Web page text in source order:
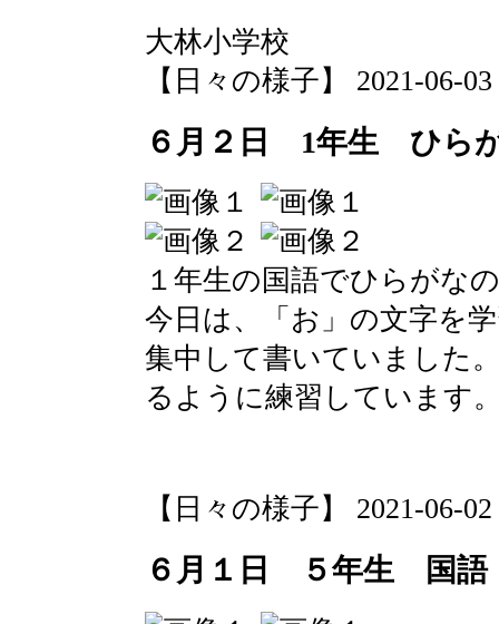
大林小学校
【日々の様子】 2021-06-
６月２日 1年生 ひら
１年生の国語でひらがな
今日は、「お」の文字を
集中して書いていました
るように練習しています
【日々の様子】 2021-06-
６月１日 ５年生 国語